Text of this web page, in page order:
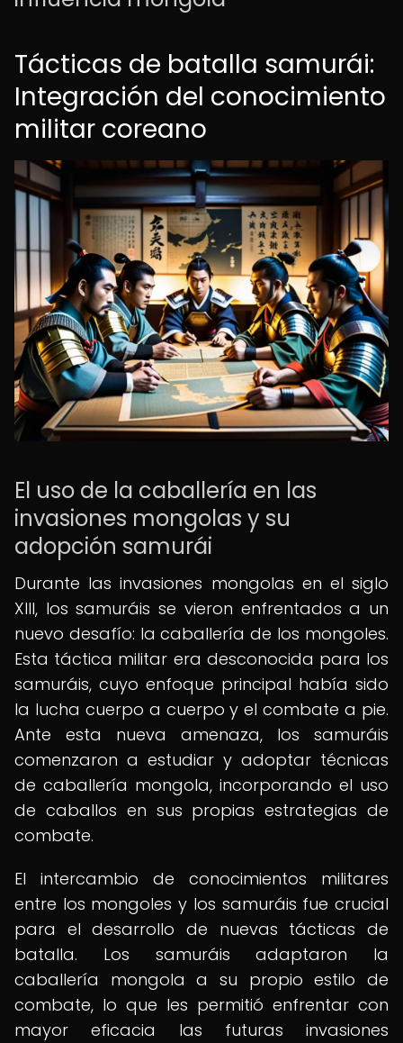
Tácticas de batalla samurái:
Integración del conocimiento
militar coreano
El uso de la caballería en las
invasiones mongolas y su
adopción samurái
Durante las invasiones mongolas en el siglo
XIII, los samuráis se vieron enfrentados a un
nuevo desafío: la caballería de los mongoles.
Esta táctica militar era desconocida para los
samuráis, cuyo enfoque principal había sido
la lucha cuerpo a cuerpo y el combate a pie.
Ante esta nueva amenaza, los samuráis
comenzaron a estudiar y adoptar técnicas
de caballería mongola, incorporando el uso
de caballos en sus propias estrategias de
combate.
El intercambio de conocimientos militares
entre los mongoles y los samuráis fue crucial
para el desarrollo de nuevas tácticas de
batalla. Los samuráis adaptaron la
caballería mongola a su propio estilo de
combate, lo que les permitió enfrentar con
mayor eficacia las futuras invasiones